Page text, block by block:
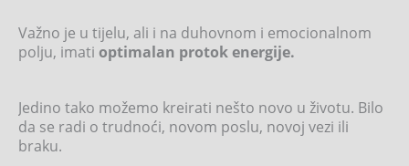
Važno je u tijelu, ali i na duhovnom i emocionalnom
polju, imati optimalan protok energije.
Jedino tako možemo kreirati nešto novo u životu. Bilo
da se radi o trudnoći, novom poslu, novoj vezi ili
braku.